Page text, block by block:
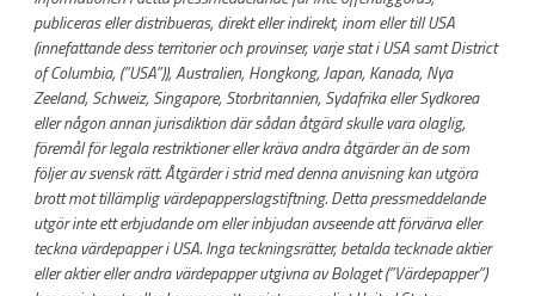
publiceras eller distribueras, direkt eller indirekt, inom eller till USA
(innefattande dess territorier och provinser, varje stat i USA samt District
of Columbia, (”USA”)), Australien, Hongkong, Japan, Kanada, Nya
Zeeland, Schweiz, Singapore, Storbritannien, Sydafrika eller Sydkorea
eller någon annan jurisdiktion där sådan åtgärd skulle vara olaglig,
föremål för legala restriktioner eller kräva andra åtgärder än de som
följer av svensk rätt. Åtgärder i strid med denna anvisning kan utgöra
brott mot tillämplig värdepapperslagstiftning. Detta pressmeddelande
utgör inte ett erbjudande om eller inbjudan avseende att förvärva eller
teckna värdepapper i USA. Inga teckningsrätter, betalda tecknade aktier
eller aktier eller andra värdepapper utgivna av Bolaget (”Värdepapper”)